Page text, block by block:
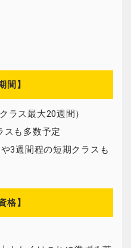
間】
ラス最大20週間）
スも多数予定
3週間程の短期クラスも
格】